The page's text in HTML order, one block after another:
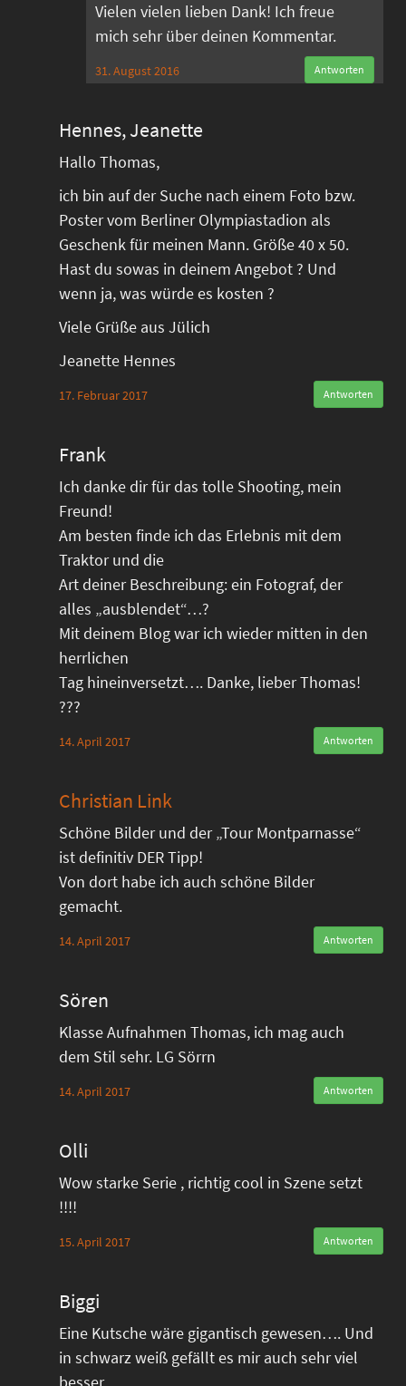
Vielen vielen lieben Dank! Ich freue
mich sehr über deinen Kommentar.
31. August 2016 Antworten
Hennes, Jeanette
Hallo Thomas,
ich bin auf der Suche nach einem Foto bzw.
Poster vom Berliner Olympiastadion als
Geschenk für meinen Mann. Größe 40 x 50.
Hast du sowas in deinem Angebot ? Und
wenn ja, was würde es kosten ?
Viele Grüße aus Jülich
Jeanette Hennes
17. Februar 2017 Antworten
Frank
Ich danke dir für das tolle Shooting, mein
Freund!
Am besten finde ich das Erlebnis mit dem
Traktor und die
Art deiner Beschreibung: ein Fotograf, der
alles „ausblendet“…?
Mit deinem Blog war ich wieder mitten in den
herrlichen
Tag hineinversetzt…. Danke, lieber Thomas!
???
14. April 2017 Antworten
Christian Link
Schöne Bilder und der „Tour Montparnasse“
ist definitiv DER Tipp!
Von dort habe ich auch schöne Bilder
gemacht.
14. April 2017 Antworten
Sören
Klasse Aufnahmen Thomas, ich mag auch
dem Stil sehr. LG Sörrn
14. April 2017 Antworten
Olli
Wow starke Serie , richtig cool in Szene setzt
!!!!
15. April 2017 Antworten
Biggi
Eine Kutsche wäre gigantisch gewesen…. Und
in schwarz weiß gefällt es mir auch sehr viel